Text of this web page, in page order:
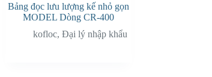
Bảng đọc lưu lượng kế nhỏ gọn
MODEL Dòng CR-400
kofloc,Đại lý nhập khẩu